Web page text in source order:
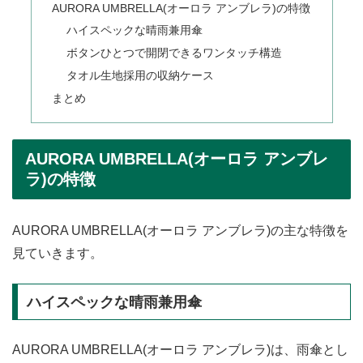
AURORA UMBRELLA(オーロラ アンブレラ)の特徴
ハイスペックな晴雨兼用傘
ボタンひとつで開閉できるワンタッチ構造
タオル生地採用の収納ケース
まとめ
AURORA UMBRELLA(オーロラ アンブレ
ラ)の特徴
AURORA UMBRELLA(オーロラ アンブレラ)の主な特徴を
見ていきます。
ハイスペックな晴雨兼用傘
AURORA UMBRELLA(オーロラ アンブレラ)は、雨傘とし